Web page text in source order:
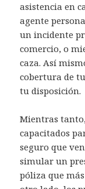
asistencia en
agente
un incidente
comercio, o
caza. Así
cobertura de
tu disposición.
Mientras
capacitados
seguro que
simular un
póliza que